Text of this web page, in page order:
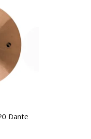
Dante